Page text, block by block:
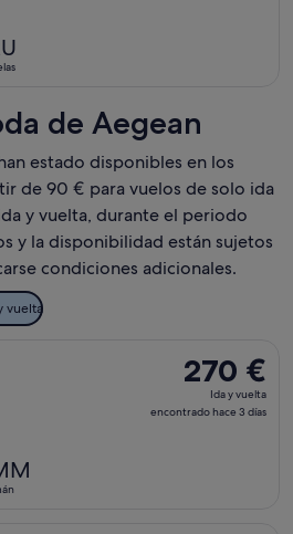
de Aegean
estado disponibles en los
de 90 € para vuelos de solo ida
y vuelta, durante el periodo
y la disponibilidad están sujetos
condiciones adicionales.
vuelta
270 €
Ida
y
270 €
Ida y vuelta
encontrado hace 3 días